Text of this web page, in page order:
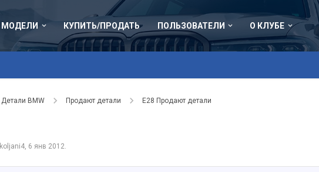
МОДЕЛИ КУПИТЬ/ПРОДАТЬ ПОЛЬЗОВАТЕЛИ О КЛУБЕ
Детали BMW Продают детали Е28 Продают детали
koljani4, 6 янв 2012.